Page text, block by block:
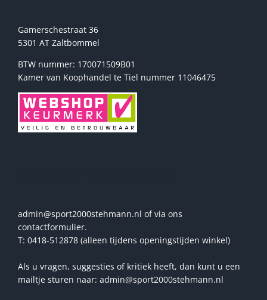
Gamerschestraat 36
5301 AT Zaltbommel
BTW nummer: 170071509B01
Kamer van Koophandel te Tiel nummer 11046475
admin@sport2000stehmann.nl of via ons
contactformulier.
T: 0418-512878 (alleen tijdens openingstijden winkel)
Als u vragen, suggesties of kritiek heeft, dan kunt u een
mailtje sturen naar: admin@sport2000stehmann.nl